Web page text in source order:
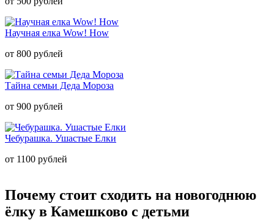
Научная елка Wow! How
от 800 рублей
Тайна семьи Деда Мороза
от 900 рублей
Чебурашка. Ушастые Елки
от 1100 рублей
Почему стоит сходить на новогоднюю
ёлку в Камешково с детьми